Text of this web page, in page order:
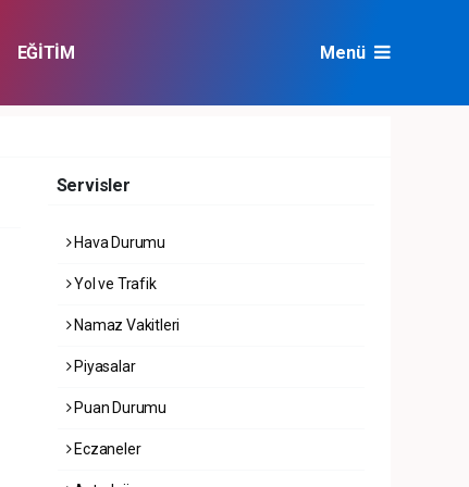
EĞİTİM
Menü
Servisler
Hava Durumu
Yol ve Trafik
Namaz Vakitleri
Piyasalar
Puan Durumu
Eczaneler